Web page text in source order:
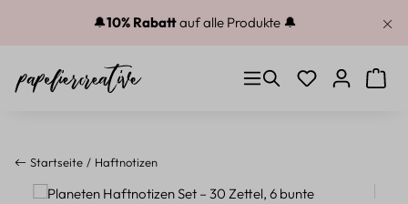
Zum Hauptinhalt springen
🔔10% Rabattauf alle Produkte 🔔
Du hast 0
Startseite Haftnotizen
Bildergalerie überspringen